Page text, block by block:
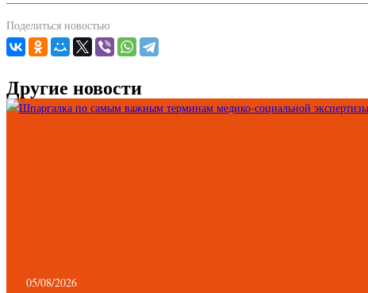
Поделиться новостью
Другие новости
05/08/2026